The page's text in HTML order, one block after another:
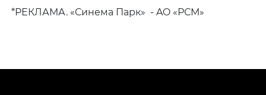
*РЕКЛАМА. «Синема Парк» - AO «РСМ»